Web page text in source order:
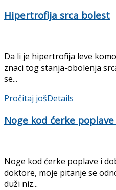
Hipertrofija srca bolest
Da li je hipertrofija leve
znaci tog stanja-obolenja
se...
Pročitaj jošDetails
Noge kod ćerke
Noge kod ćerke poplave i
doktore, moje pitanje se
duži niz...